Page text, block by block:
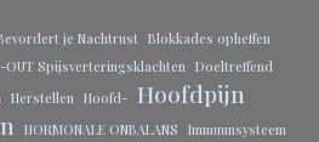
je Nachtrust Blokkades opheffen
OUT Spijsverteringsklachten Doeltreffend
Herstellen Hoofd- Hoofdpijn
HORMONALE ONBALANS Immuunsysteem